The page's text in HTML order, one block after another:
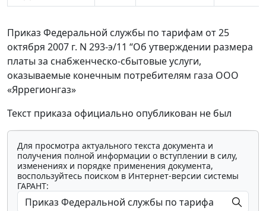
Приказ Федеральной службы по тарифам от 25
октября 2007 г. N 293-э/11 “Об утверждении размера
платы за снабженческо-сбытовые услуги,
оказываемые конечным потребителям газа ООО
«Яррегионгаз»
Текст приказа официально опубликован не был
Для просмотра актуального текста документа и
получения полной информации о вступлении в силу,
изменениях и порядке применения документа,
воспользуйтесь поиском в Интернет-версии системы
ГАРАНТ: